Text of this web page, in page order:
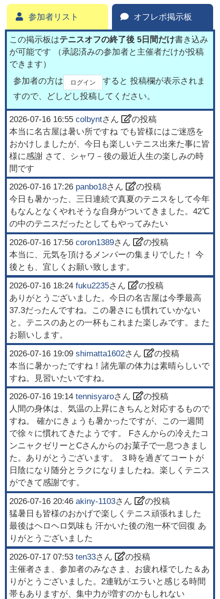
参加者リスト オフレポ掲示板
この掲示板はテニスオフの終了後 5日間だけ書き込み
が可能です （承認済みの参加者と主催者だけが投稿
できます）
参加者の方は
ログイン
すると 投稿欄が表示されま
すので、どしどし投稿してください。
2026-07-16 16:55 colbyntさん
の投稿
本当に名古屋は暑い所ですね でも皆様にはご迷惑を
おかけしましたが、今日も楽しいテニス出来た事に皆
様に感謝 さて、シャワ－後の最近人生の楽しみの時
間です
2026-07-16 17:26 panbo18さん
の投稿
今日も暑かった、三日連続で真夏のテニスをして今年
もなんとなくやれそうな自身がついてきました。42℃
の中のテニスだったとしてもやってみたい
2026-07-16 17:56 coron1389さん
の投稿
本当に、元気を頂けるメンバーの集まりでした！ 今
後とも、宜しくお願い致します。
2026-07-16 18:24 fuku2235さん
の投稿
ありがとうございました。今日の名古屋は今季最高
37.3だったんですね。この暑さにも慣れていかない
と。テニスのあとの一杯もこれまた楽しみです。また
お願いします。
2026-07-16 19:09 shimatta1602さん
の投稿
本当に暑かったですね！諸先輩の体力は素晴らしいで
すね。見習いたいですね。
2026-07-16 19:14 tennisyaroさん
の投稿
人間の身体は、気温の上昇にきちんと対応するもので
すね。 確かにきょうも暑かったですが、この一週間
で徐々に慣れてきたようです。 Fさんからの冷えたコ
ンニャクゼリーとCさんからのお菓子で一息つきまし
た。ありがとうございます。 ３時を過ぎてコートが
日陰になり随分とラクになりましたね。楽しくテニス
ができて感謝です。
2026-07-16 20:46 akiny-1103さん
の投稿
猛暑日も皆様のおかげで楽しくテニス頑張れました
最後はヘロヘロ気味も 汗かいた後の泡一杯で回復 あ
りがとうございました
2026-07-17 07:53 ten33さん
の投稿
主催者さま、参加者のみなさま、お疲れ様でした＆あ
りがとうございました。2連戦がエラいと感じる時間
帯もありますが、集中力が増すのかもしれない